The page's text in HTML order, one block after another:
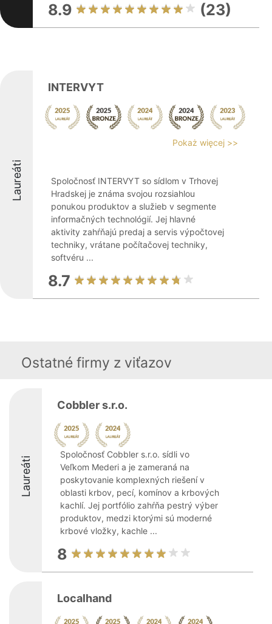
8.9 (23)
Laureáti
INTERVYT
Pokaż więcej >>
Spoločnosť INTERVYT so sídlom v Trhovej
Hradskej je známa svojou rozsiahlou
ponukou produktov a služieb v segmente
informačných technológií. Jej hlavné
aktivity zahŕňajú predaj a servis výpočtovej
techniky, vrátane počítačovej techniky,
softvéru ...
8.7
Ostatné firmy z viťazov
Laureáti
Cobbler s.r.o.
Spoločnosť Cobbler s.r.o. sídli vo
Veľkom Mederi a je zameraná na
poskytovanie komplexných riešení v
oblasti krbov, pecí, komínov a krbových
kachlí. Jej portfólio zahŕňa pestrý výber
produktov, medzi ktorými sú moderné
krbové vložky, kachle ...
8
Localhand